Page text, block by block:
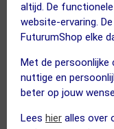
altijd. De
website-ervaring.
FuturumShop elke
Met de persoonlijke
nuttige en
beter op jouw
Lees hier alles over